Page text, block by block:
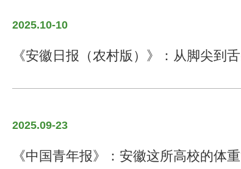
2025.10-10
《安徽日报（农村版）》：从脚尖到
2025.09-23
《中国青年报》：安徽这所高校的体